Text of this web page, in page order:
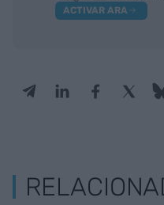
ACTIVAR ARA